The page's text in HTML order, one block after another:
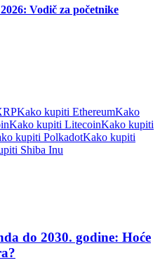
Vodič za početnike
Kako kupiti EthereumKako
Kako kupiti LitecoinKako kupiti
kupiti PolkadotKako kupiti
Shiba Inu
do 2030. godine: Hoće